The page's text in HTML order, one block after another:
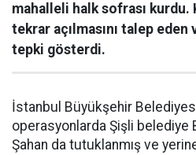
mahalleli halk sofrası kurdu.
tekrar açılmasını talep
tepki gösterdi.
İstanbul Büyükşehir
operasyonlarda Şişli belediye
Şahan da tutuklanmış ve